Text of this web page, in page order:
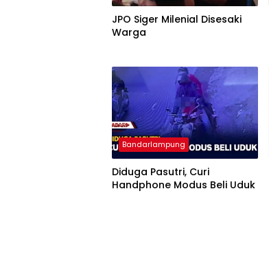
JPO Siger Milenial Disesaki
Warga
Bandarlampung
Diduga Pasutri, Curi
Handphone Modus Beli Uduk